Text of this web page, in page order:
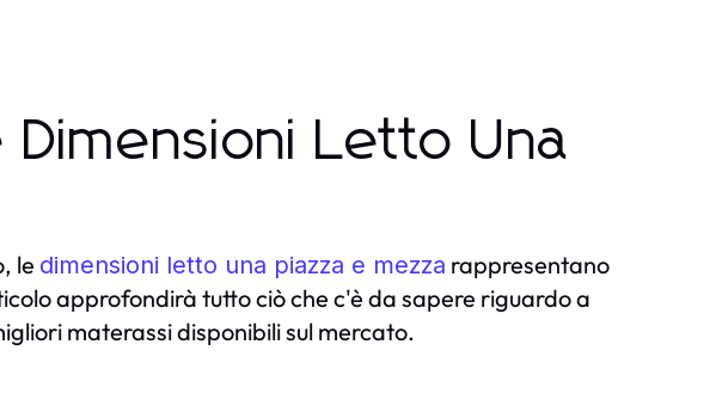
Letto Una
le dimensioni letto una piazza e mezza rappresentano
approfondirà tutto ciò che c'è da sapere riguardo a
materassi disponibili sul mercato.